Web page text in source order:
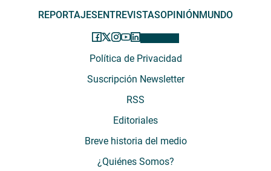
REPORTAJES ENTREVISTASOPINIÓN MUNDO
Política de Privacidad
Suscripción Newsletter
RSS
Editoriales
Breve historia del medio
¿Quiénes Somos?